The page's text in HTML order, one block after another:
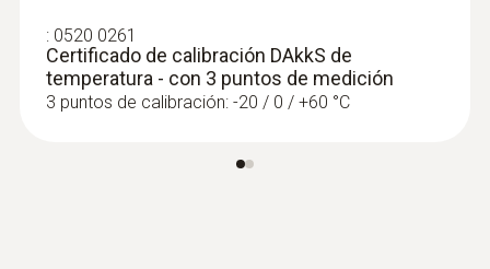
: 0520 0261
Certificado de calibración DAkkS de
temperatura - con 3 puntos de medición
3 puntos de calibración: -20 / 0 / +60 °C